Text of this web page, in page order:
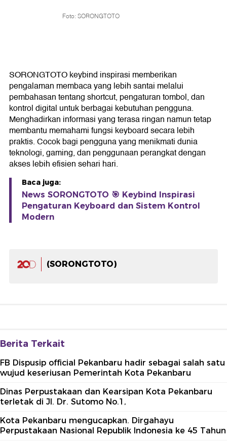
Foto: SORONGTOTO
SORONGTOTO keybind inspirasi memberikan
pengalaman membaca yang lebih santai melalui
pembahasan tentang shortcut, pengaturan tombol, dan
kontrol digital untuk berbagai kebutuhan pengguna.
Menghadirkan informasi yang terasa ringan namun tetap
membantu memahami fungsi keyboard secara lebih
praktis. Cocok bagi pengguna yang menikmati dunia
teknologi, gaming, dan penggunaan perangkat dengan
akses lebih efisien sehari hari.
Baca juga:
News SORONGTOTO 🎯 Keybind Inspirasi
Pengaturan Keyboard dan Sistem Kontrol
Modern
(SORONGTOTO)
Berita Terkait
FB Dispusip official Pekanbaru hadir sebagai salah satu
wujud keseriusan Pemerintah Kota Pekanbaru
Dinas Perpustakaan dan Kearsipan Kota Pekanbaru
terletak di Jl. Dr. Sutomo No.1,
Kota Pekanbaru mengucapkan. Dirgahayu
Perpustakaan Nasional Republik Indonesia ke 45 Tahun